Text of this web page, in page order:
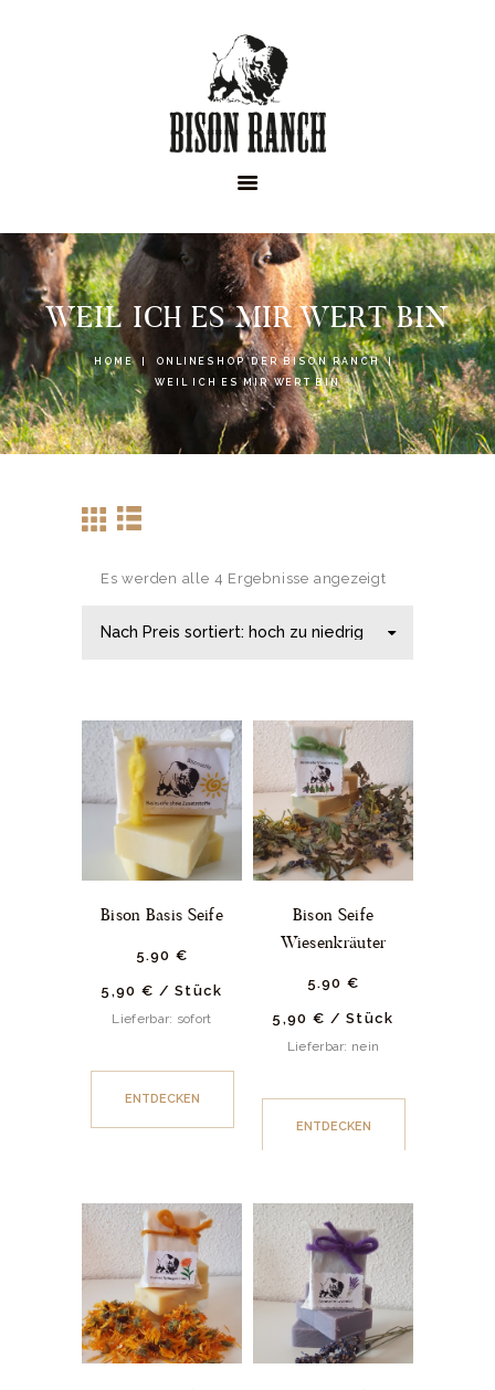
WEIL ICH ES MIR WERT BIN
HOME
ONLINESHOP DER BISON RANCH
WEIL ICH ES MIR WERT BIN
ONLINESHOP
NEWS
Es werden alle 4 Ergebnisse angezeigt
Bison Basis Seife
5.90 €
5,90 € /Stück
Lieferbar: sofort
ENTDECKEN
Bison Seife
Wiesenkräuter
5.90 €
5,90 € /Stück
Lieferbar: nein
ENTDECKEN